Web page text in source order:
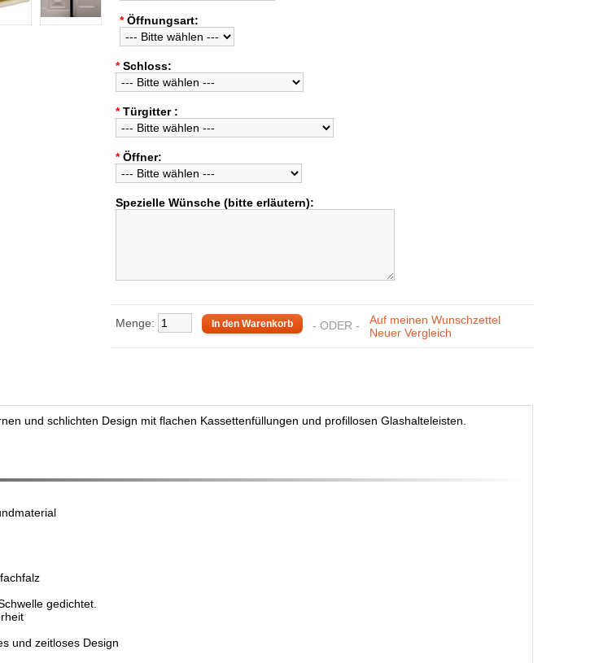
* Öffnungsart:
* Schloss:
* Türgitter :
* Öffner:
Spezielle Wünsche (bitte erläutern):
Menge: - ODER - Auf meinen Wunschzettel
Neuer Vergleich
und schlichten Design mit flachen Kassettenfüllungen und profillosen Glashalteleisten.
gedichtet.
und zeitloses Design